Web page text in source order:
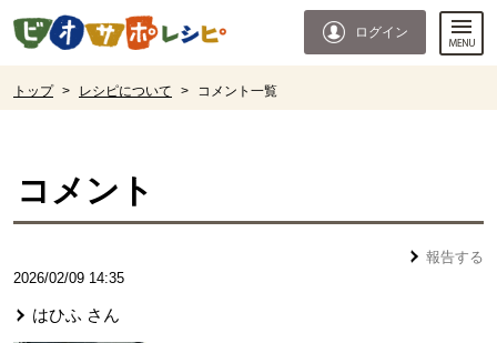
ページの先頭です。
ログイン
トップ > レシピについて > コメント一覧
コメント
報告する
2026/02/09 14:35
はひふ さん